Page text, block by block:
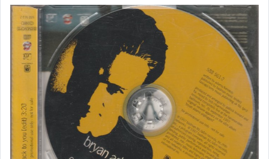
明星周邊/各式雜貨區